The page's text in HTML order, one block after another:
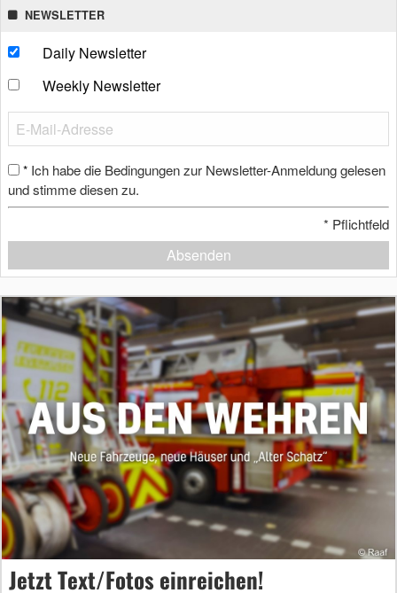
NEWSLETTER
Daily Newsletter
Weekly Newsletter
* Ich habe die Bedingungen zur Newsletter-Anmeldung gelesen
und stimme diesen zu.
* Pflichtfeld
Absenden
Jetzt Text/Fotos einreichen!